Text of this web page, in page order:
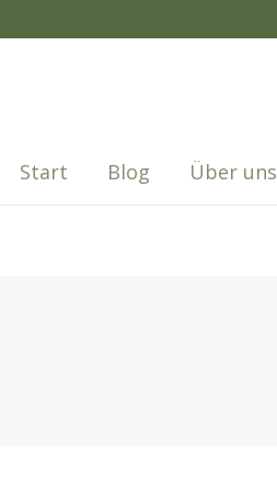
Start Blog Über uns